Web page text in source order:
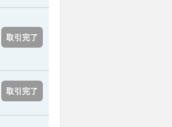
取引完了
取引完了